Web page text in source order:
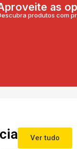
as
produtos com
Ver tudo